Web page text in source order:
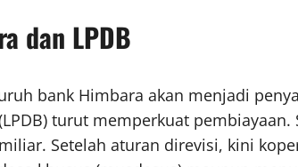
dan LPDB
bank Himbara akan menjadi
turut memperkuat
Setelah aturan direvisi, kini